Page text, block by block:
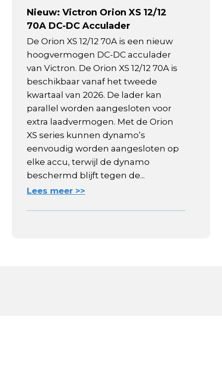
Nieuw: Victron Orion XS 12/12
70A DC-DC Acculader
De Orion XS 12/12 70A is een nieuw
hoogvermogen DC-DC acculader
van Victron. De Orion XS 12/12 70A is
beschikbaar vanaf het tweede
kwartaal van 2026. De lader kan
parallel worden aangesloten voor
extra laadvermogen. Met de Orion
XS series kunnen dynamo’s
eenvoudig worden aangesloten op
elke accu, terwijl de dynamo
beschermd blijft tegen de...
Lees meer >>